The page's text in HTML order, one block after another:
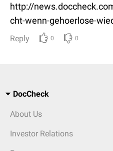
http://
cht-wenn-gehoerlose-
Reply 0 0
DocCheck
About Us
Investor Relations